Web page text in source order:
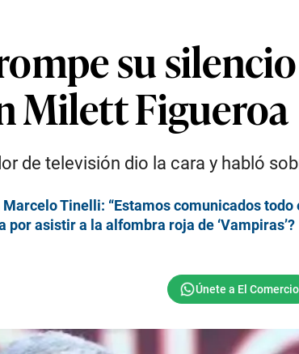
su
Milett Figueroa
de televisión dio la cara y habló
Tinelli: “Estamos comunicados todo
asistir a la alfombra roja de ‘Vampiras’?